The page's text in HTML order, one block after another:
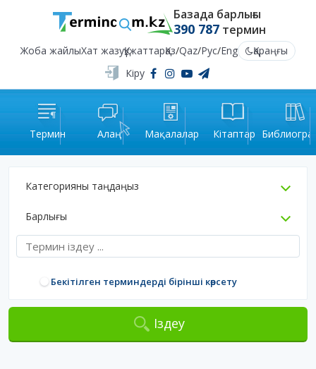
Базада барлығы
390 787термин
Жоба жайлыХат жазуҚұжаттарҚаз/Qaz/Рус/Eng
Қараңғы
Кіру
Термин Алаң Мақалалар Кітаптар
Категорияны таңдаңыз
Барлығы
Бекітілген терминдерді бірінші көрсету
Іздеу